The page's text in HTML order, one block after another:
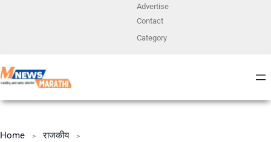
Advertise
Contact
Category
Home
राजकीय